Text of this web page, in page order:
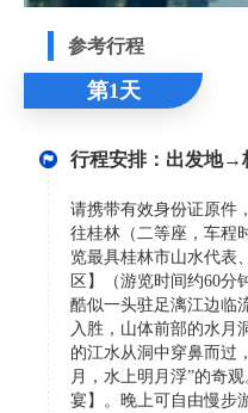
参考行程
第1天
行程安排：出发地
请携带有效身份证原件
往桂林（二等座，车程
览最具桂林市山水代
区】（游览时间约60分
酷似一头驻足漓江边临
入胜，山体前部的水月
的江水从洞中穿鼻而过
月，水上明月浮”的奇
宴】。晚上可自由慢步